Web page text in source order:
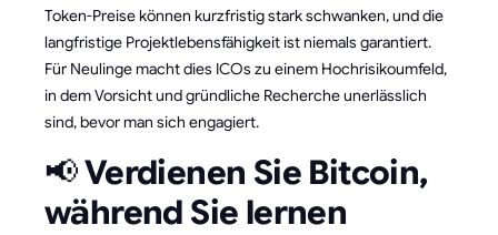
Token-Preise können kurzfristig stark schwanken, und die
langfristige Projektlebensfähigkeit ist niemals garantiert.
Für Neulinge macht dies ICOs zu einem Hochrisikoumfeld,
in dem Vorsicht und gründliche Recherche unerlässlich
sind, bevor man sich engagiert.
📢Verdienen Sie Bitcoin,
während Sie lernen